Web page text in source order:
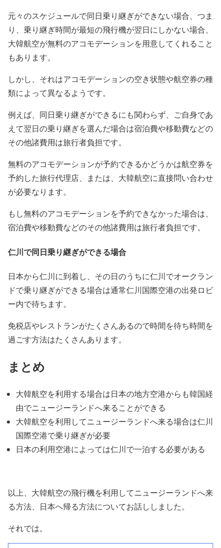
元々のスケジュールで同日乗り継ぎができない場合、つま
り、乗り継ぎ時間が最短の飛行機が翌日にしかない場合、
大韓航空が無料のアコモデーションを用意してくれること
もあります。
しかし、それはアコモデーションの空き状態や航空券の種
類によって異なるようです。
例えば、同日乗り継ぎができるにも関わらず、ご自身であ
えて翌日の乗り継ぎを選んだ場合は宿泊費や移動費などの
その他諸費用は旅行者負担です。
無料のアコモデーションが予約できるかどうかは航空券を
予約した旅行代理店、または、大韓航空に直接問い合わせ
が必要なります。
もし無料のアコモデーションを予約できなかった場合は、
宿泊費や移動費などのその他諸費用は旅行者負担です。
仁川で同日乗り継ぎができる場合
日本から仁川に到着し、その日のうちに仁川でオークラン
ドで乗り継ぎができる場合は通常仁川国際空港の出発ロビ
ー内で待ちます。
免税店やレストランがたくさんあるので時間を待ち時間を
過ごす方法はたくさんあります。
まとめ
大韓航空を利用する場合は日本の地方空港からも韓国経
由でニュージーランドへ来ることができる
大韓航空を利用してニュージーランドへ来る場合は仁川
国際空港で乗り継ぎが必要
日本の利用空港によっては仁川で一泊する必要がある
以上、大韓航空の飛行機を利用してニュージーランドへ来
る方法、日本へ帰る方法についてお話ししました。
それでは。